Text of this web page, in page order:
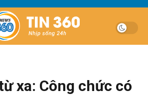
xa: Công chức có